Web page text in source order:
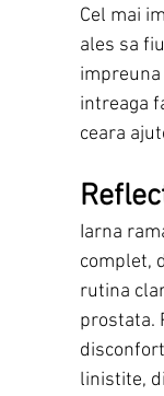
Cel mai
ales sa
impreuna
intreaga
ceara
Iarna
complet,
rutina
prostata.
linistite,